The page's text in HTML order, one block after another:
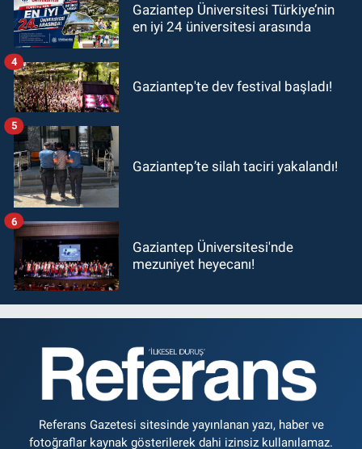
Gaziantep Üniversitesi Türkiye’nin
en iyi 24 üniversitesi arasında
Gaziantep'te dev festival başladı!
4
Gaziantep’te silah taciri yakalandı!
5
Gaziantep Üniversitesi'nde
mezuniyet heyecanı!
6
Referans Gazetesi sitesinde yayınlanan yazı, haber ve
fotoğraflar kaynak gösterilerek dahi izinsiz kullanılamaz.